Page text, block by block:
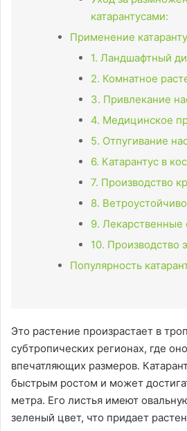
катарантусами:
Применение
1. Ландшафтный
2. Комнатное
3. Привлекание
4. Медицинское
5. Отпугивание
6. Катарантус в
7. Производство
8.
9. Лекарственные
10. Производство
Популярность
Это растение произрастает в
субтропических регионах, где
впечатляющих размеров.
быстрым ростом и может
метра. Его листья имеют
зеленый цвет, что придает